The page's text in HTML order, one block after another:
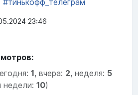
#тинькофф_телеграм
23:46
1, вчера: 2, неделя: 5
недели: 10)